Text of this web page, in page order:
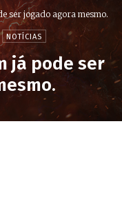
ser jogado agora mesmo.
NOTÍCIAS
já pode ser